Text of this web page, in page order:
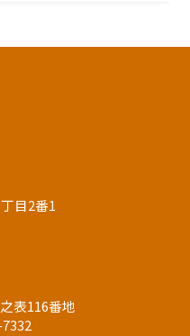
目2番1
表116番地